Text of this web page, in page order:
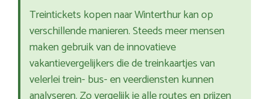
Treintickets kopen naar Winterthur kan op
verschillende manieren. Steeds meer mensen
maken gebruik van de innovatieve
vakantievergelijkers die de treinkaartjes van
velerlei trein- bus- en veerdiensten kunnen